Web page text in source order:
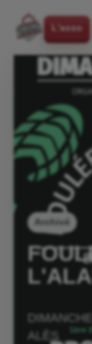
L'asso
Archivé
ALÈS